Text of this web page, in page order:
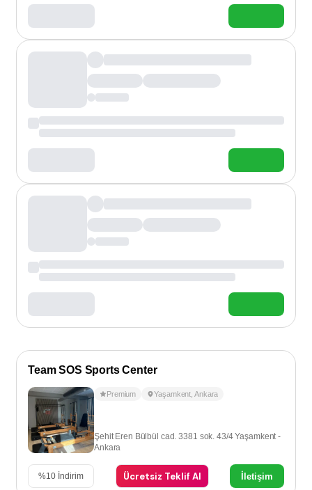
Team SOS Sports Center
Premium Yaşamkent ,Ankara
Şehit Eren Bülbül cad. 3381 sok. 43/4 Yaşamkent -
Ankara
%10 İndirim Ücretsiz Teklif Al İletişim